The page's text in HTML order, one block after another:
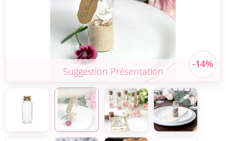
Suggestion Présentation